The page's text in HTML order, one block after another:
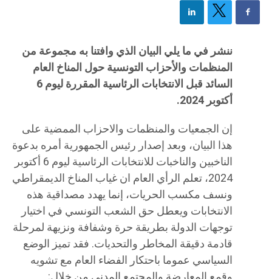
ننشر في ما يلي البيان الذي وافتنا به مجموعة من
المنظمات والأحزاب التونسية حول المناخ العام
السائد قبل الانتخابات الرئاسية المقررة ليوم 6
أكتوبر 2024.
إن الجمعيات والمنظمات والاحزاب الممضية على
هذا البيان، وبعد إصدار رئيس الجمهورية أمره بدعوة
الناخبين والناخبات للانتخابات الرئاسية ليوم 6 أكتوبر
2024، تعلم الرأي العام ان غياب المناخ الديمقراطي
ونسف مكسب الحريات، إنما يهدد مصداقية هذه
الانتخابات ويعطل حق الشعب التونسي في اختيار
توجهات الدولة بطريقة حرة وشفافة ونزيهة لمرحلة
قادمة دقيقة المخاطر والتحديات. فقد تميز الوضع
السياسي عموما باحتكار الفضاء العام مع تشويه